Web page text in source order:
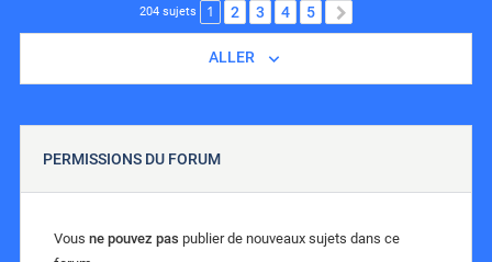
204 sujets 1 2 3 4 5
ALLER
PERMISSIONS DU FORUM
Vous ne pouvez pas publier de nouveaux sujets dans ce